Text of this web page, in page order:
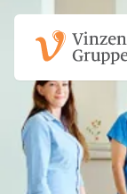
Zum Hauptinhalt
Zum Footer